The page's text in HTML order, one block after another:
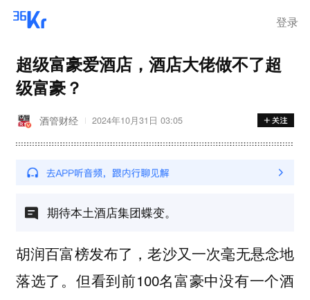
登录
超级富豪爱酒店，酒店大佬做不了超
级富豪？
酒管财经 2024年10月31日 03:05
期待本土酒店集团蝶变。
胡润百富榜发布了，老沙又一次毫无悬念地
落选了。但看到前100名富豪中没有一个酒